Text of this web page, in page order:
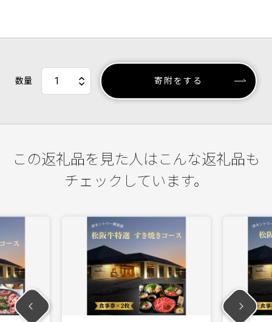
数量 寄附をする
この返礼品を見た人はこんな返礼品も
チェックしています。